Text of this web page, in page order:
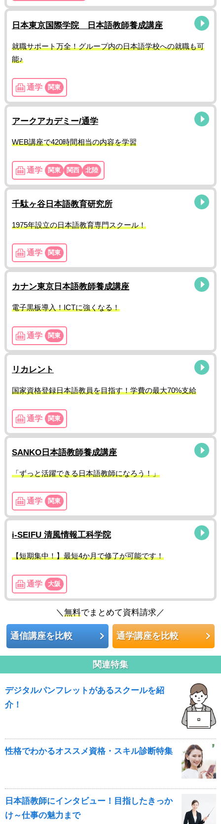
日本東京国際学院 日本語教師養成講座
就職サポート万全！グループ内の日本語学校への就職も可
能♪
通学 関東
アークアカデミー/通学
WEB講座で420時間相当の内容を学習
通学 関東 関西 北陸
千駄ヶ谷日本語教育研究所
1975年設立の日本語教育専門スクール！
通学 関東
カナン東京日本語教師養成講座
電子黒板導入！ICTに強くなる！
通学 関東
リカレント
国家資格登録日本語教員を目指す！学費の最大70%支給
通学 関東
SANKO日本語教師養成講座
「ずっと活躍できる日本語教師になろう！」
通学 関東
i-SEIFU 清風情報工科学院
【短期集中！】最短4か月で修了が可能です！
通学 大阪
＼無料でまとめて資料請求／
通信講座を比較 通学講座を比較
関連特集
デジタルパンフレットがあるスクールを紹
介！
性格でわかるオススメ資格・スキル診断特集
日本語教師にインタビュー！目指したきっか
け～仕事の魅力まで